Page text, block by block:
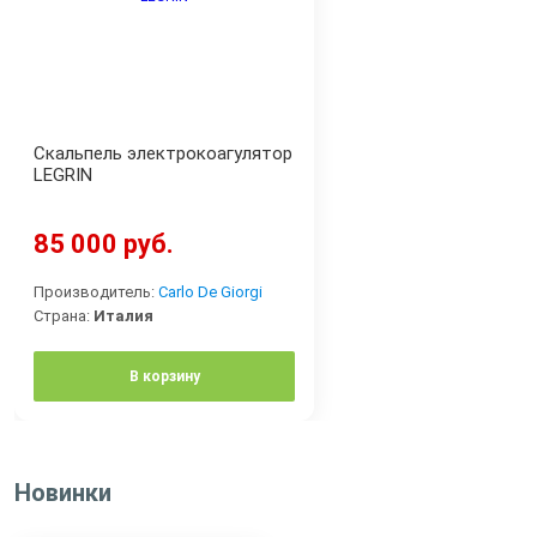
Скальпель электрокоагулятор
LEGRIN
85 000 руб.
Производитель: Carlo De Giorgi
Страна: Италия
В корзину
Новинки